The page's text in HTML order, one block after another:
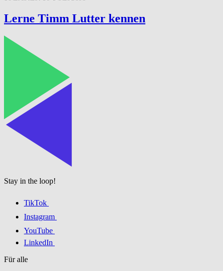
Lerne Timm Lutter kennen
Stay in the loop!
TikTok
Instagram
YouTube
LinkedIn
Für alle